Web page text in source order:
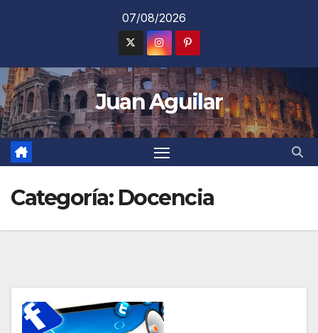
07/08/2026
Juan Aguilar
Categoría: Docencia